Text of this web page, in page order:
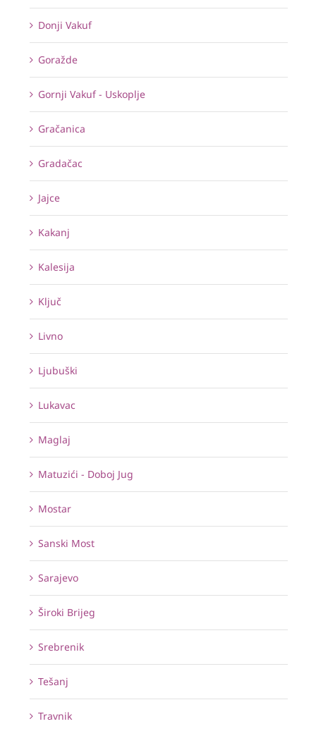
Donji Vakuf
Goražde
Gornji Vakuf - Uskoplje
Gračanica
Gradačac
Jajce
Kakanj
Kalesija
Ključ
Livno
Ljubuški
Lukavac
Maglaj
Matuzići - Doboj Jug
Mostar
Sanski Most
Sarajevo
Široki Brijeg
Srebrenik
Tešanj
Travnik